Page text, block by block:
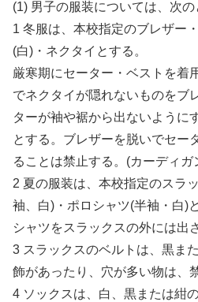
(1) 男子の服装については、次の
1 冬服は、本校指定のブレザー
(白)・ネクタイとする。
厳寒期にセーター・ベストを着
でネクタイが隠れないものをブ
ターが袖や裾から出ないように
とする。ブレザーを脱いでセー
ることは禁止する。(カーディガ
2 夏の服装は、本校指定のスラ
袖、白)・ポロシャツ(半袖・白)
シャツをスラックスの外には出
3 スラックスのベルトは、黒ま
飾があったり、穴が多い物は、
4 ソックスは、白、黒または紺